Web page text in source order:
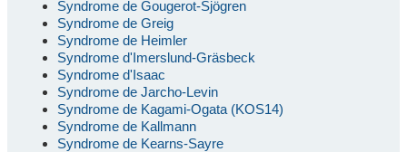
Syndrome de Gougerot-Sjögren
Syndrome de Greig
Syndrome de Heimler
Syndrome d'Imerslund-Gräsbeck
Syndrome d'Isaac
Syndrome de Jarcho-Levin
Syndrome de Kagami-Ogata (KOS14)
Syndrome de Kallmann
Syndrome de Kearns-Sayre